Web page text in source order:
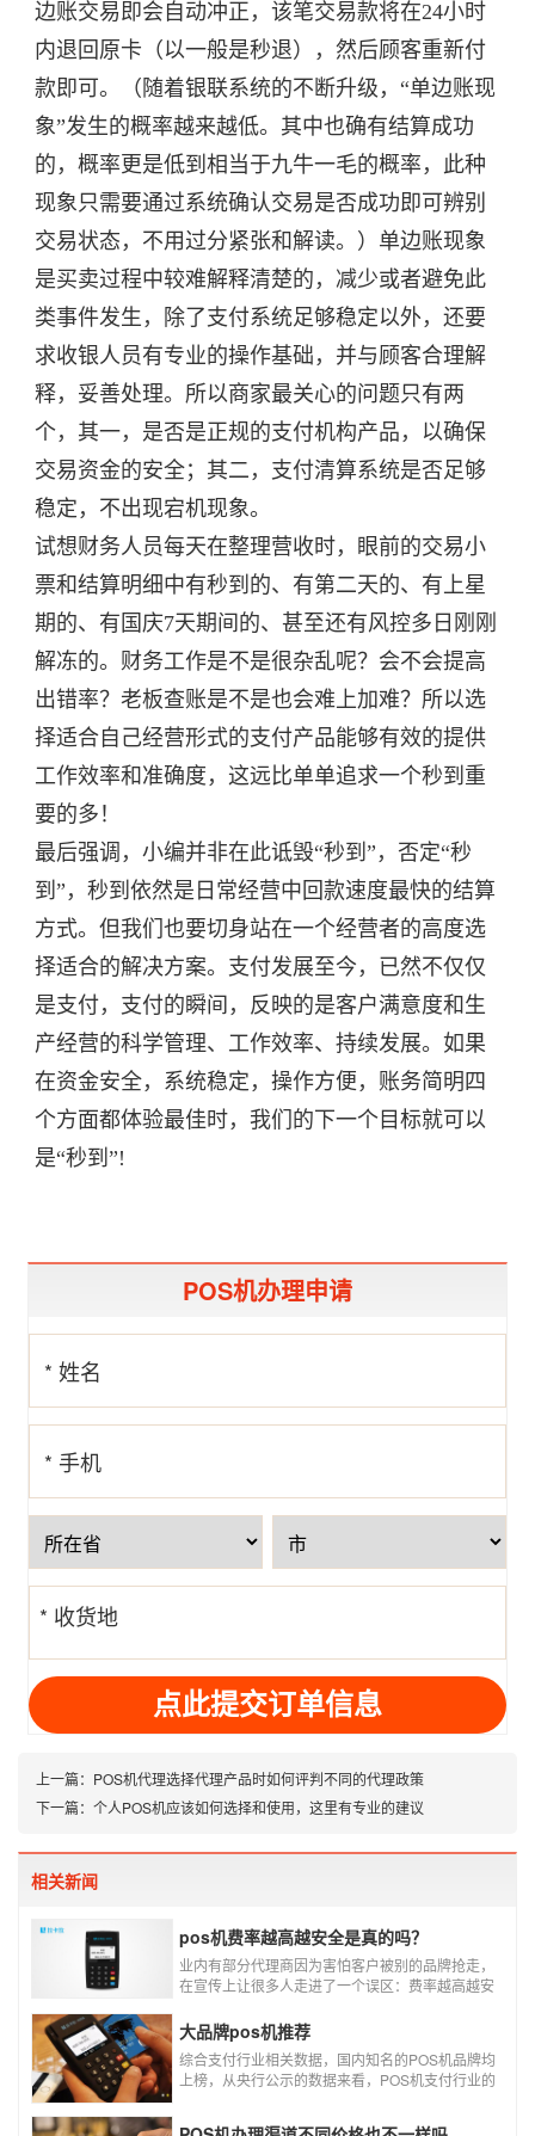
边账交易即会自动冲正，该笔交易款将在24小时
内退回原卡（以一般是秒退），然后顾客重新付
款即可。（随着银联系统的不断升级，“单边账现
象”发生的概率越来越低。其中也确有结算成功
的，概率更是低到相当于九牛一毛的概率，此种
现象只需要通过系统确认交易是否成功即可辨别
交易状态，不用过分紧张和解读。）单边账现象
是买卖过程中较难解释清楚的，减少或者避免此
类事件发生，除了支付系统足够稳定以外，还要
求收银人员有专业的操作基础，并与顾客合理解
释，妥善处理。所以商家最关心的问题只有两
个，其一，是否是正规的支付机构产品，以确保
交易资金的安全；其二，支付清算系统是否足够
稳定，不出现宕机现象。
试想财务人员每天在整理营收时，眼前的交易小
票和结算明细中有秒到的、有第二天的、有上星
期的、有国庆7天期间的、甚至还有风控多日刚刚
解冻的。财务工作是不是很杂乱呢？会不会提高
出错率？老板查账是不是也会难上加难？所以选
择适合自己经营形式的支付产品能够有效的提供
工作效率和准确度，这远比单单追求一个秒到重
要的多！
最后强调，小编并非在此诋毁“秒到”，否定“秒
到”，秒到依然是日常经营中回款速度最快的结算
方式。但我们也要切身站在一个经营者的高度选
择适合的解决方案。支付发展至今，已然不仅仅
是支付，支付的瞬间，反映的是客户满意度和生
产经营的科学管理、工作效率、持续发展。如果
在资金安全，系统稳定，操作方便，账务简明四
个方面都体验最佳时，我们的下一个目标就可以
是“秒到”!
POS机办理申请
* 姓名
* 手机
号
* 收货地
址
上一篇： POS机代理选择代理产品时如何评判不同的代理政策
下一篇： 个人POS机应该如何选择和使用，这里有专业的建议
相关新闻
pos机费率越高越安全是真的吗？
业内有部分代理商因为害怕客户被别的品牌抢走，
在宣传上让很多人走进了一个误区：费率越高越安
真的是这样吗?
大品牌pos机推荐
综合支付行业相关数据，国内知名的POS机品牌均
上榜，从央行公示的数据来看，POS机支付行业的
中，瑞银信与随行付增长率居于较快的水平，如今